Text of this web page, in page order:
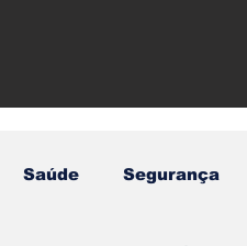
Saúde Segurança